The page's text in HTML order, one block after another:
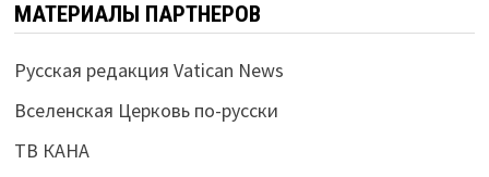
МАТЕРИАЛЫ ПАРТНЕРОВ
Русская редакция Vatican News
Вселенская Церковь по-русски
ТВ КАНА